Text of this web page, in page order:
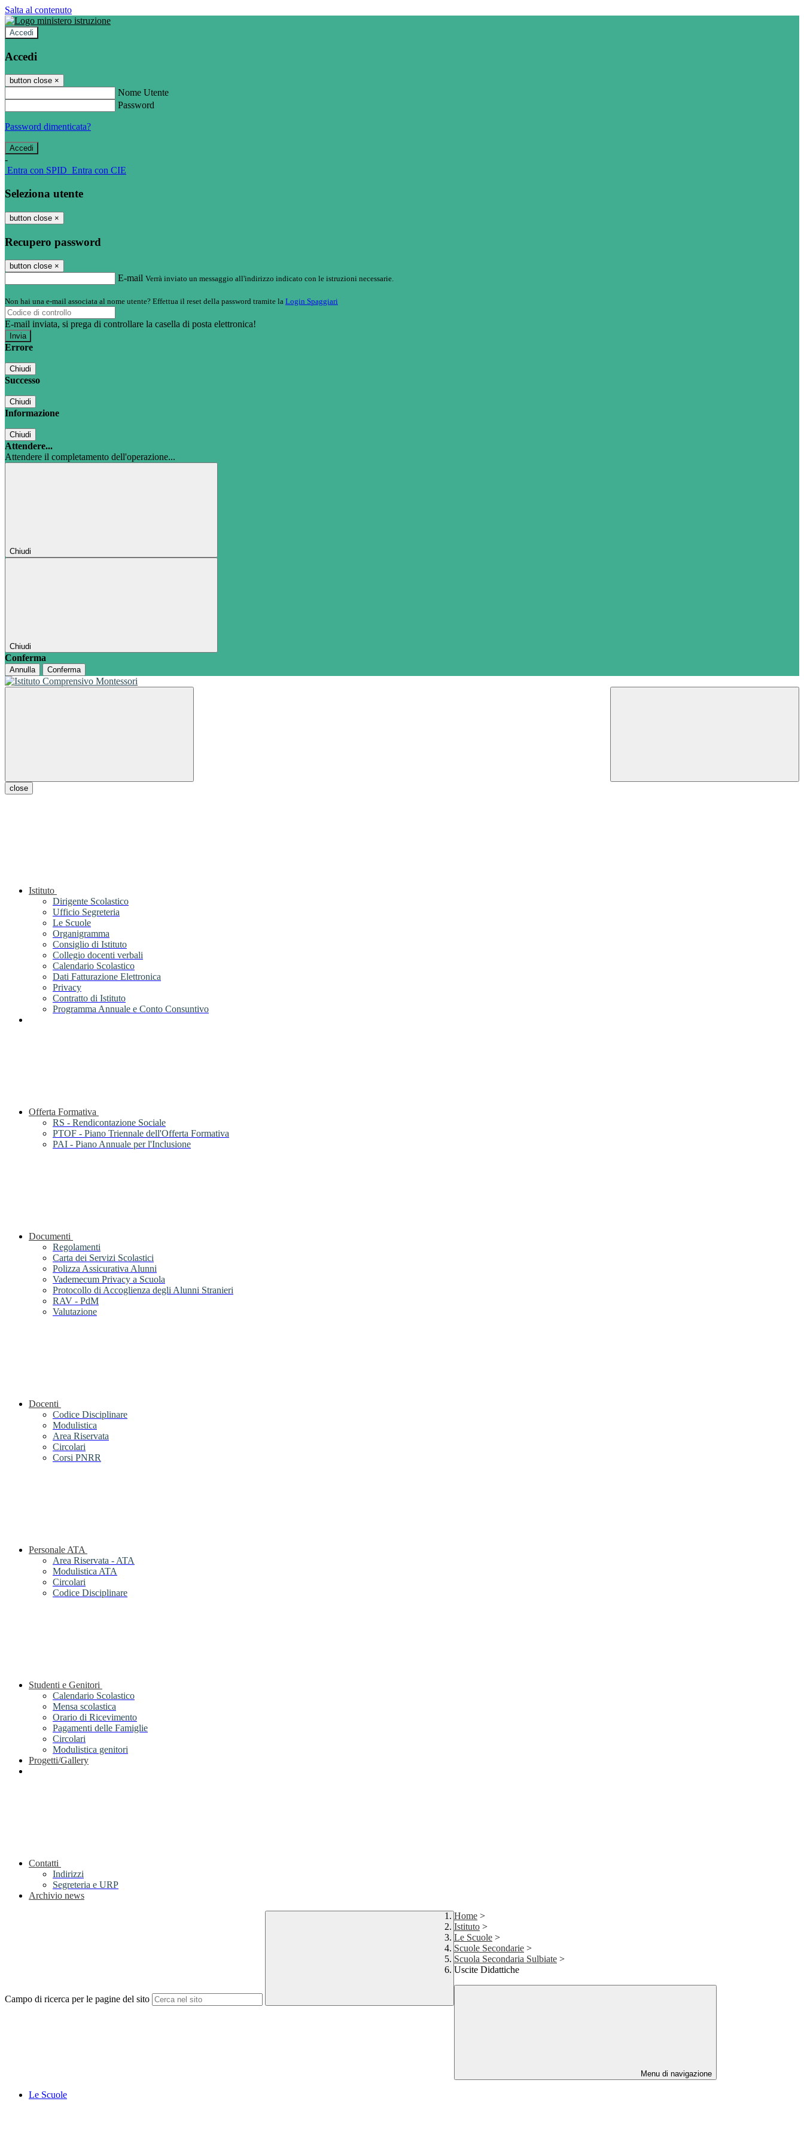
Salta al contenuto
Accedi
Accedi
button close ×
Nome Utente
Password
Password dimenticata?
-
Entra con SPID Entra con CIE
Seleziona utente
button close ×
Recupero password
button close ×
E-mail Verrà inviato un messaggio all'indirizzo indicato con le istruzioni necessarie.
Non hai una e-mail associata al nome utente? Effettua il reset della password tramite la Login Spaggiari
E-mail inviata, si prega di controllare la casella di posta elettronica!
Errore
Chiudi
Successo
Chiudi
Informazione
Chiudi
Attendere...
Attendere il completamento dell'operazione...
Chiudi
Chiudi
Conferma
Annulla Conferma
close
Istituto
Dirigente Scolastico
Ufficio Segreteria
Le Scuole
Organigramma
Consiglio di Istituto
Collegio docenti verbali
Calendario Scolastico
Dati Fatturazione Elettronica
Privacy
Contratto di Istituto
Programma Annuale e Conto Consuntivo
Offerta Formativa
RS - Rendicontazione Sociale
PTOF - Piano Triennale dell'Offerta Formativa
PAI - Piano Annuale per l'Inclusione
Documenti
Regolamenti
Carta dei Servizi Scolastici
Polizza Assicurativa Alunni
Vademecum Privacy a Scuola
Protocollo di Accoglienza degli Alunni Stranieri
RAV - PdM
Valutazione
Docenti
Codice Disciplinare
Modulistica
Area Riservata
Circolari
Corsi PNRR
Personale ATA
Area Riservata - ATA
Modulistica ATA
Circolari
Codice Disciplinare
Studenti e Genitori
Calendario Scolastico
Mensa scolastica
Orario di Ricevimento
Pagamenti delle Famiglie
Circolari
Modulistica genitori
Progetti/Gallery
Contatti
Indirizzi
Segreteria e URP
Archivio news
Campo di ricerca per le pagine del sito
Home >
Istituto >
Le Scuole >
Scuole Secondarie >
Scuola Secondaria Sulbiate >
Uscite Didattiche
Menu di navigazione
Le Scuole